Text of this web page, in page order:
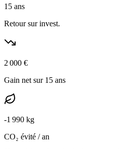
15 ans
Retour sur invest.
2 000 €
Gain net sur 15 ans
-1 990 kg
CO₂ évité / an